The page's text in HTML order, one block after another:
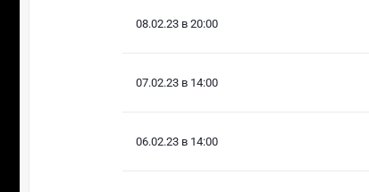
08.02.23 в 20:00
07.02.23 в 14:00
06.02.23 в 14:00